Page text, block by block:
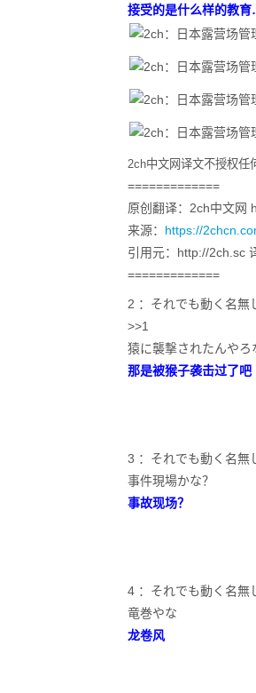
接受的是什么样的教
2ch中文网译文不授权任
=============
原创翻译：2ch中文网
来源： https://
引用元：http://2ch.sc
=============
2 ：それでも動く名
>>1
猿に襲撃されたんやろ
那是被猴子袭击过了吧
3 ：それでも動く名
事件現場かな？
事故现场？
4 ：それでも動く名
竜巻やな
龙卷风